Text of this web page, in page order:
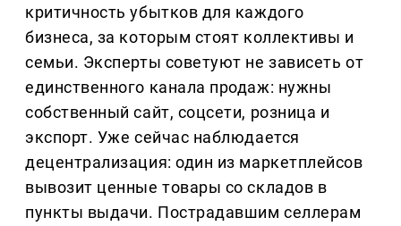
критичность убытков для каждого
бизнеса, за которым стоят коллективы и
семьи. Эксперты советуют не зависеть от
единственного канала продаж: нужны
собственный сайт, соцсети, розница и
экспорт. Уже сейчас наблюдается
децентрализация: один из маркетплейсов
вывозит ценные товары со складов в
пункты выдачи. Пострадавшим селлерам